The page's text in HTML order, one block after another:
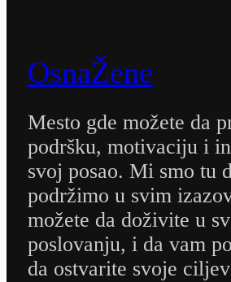
OsnaŽene
Mesto gde možete da
podršku, motivaciju i
svoj posao. Mi smo tu
podržimo u svim
možete da doživite u
poslovanju, i da vam
da ostvarite svoje